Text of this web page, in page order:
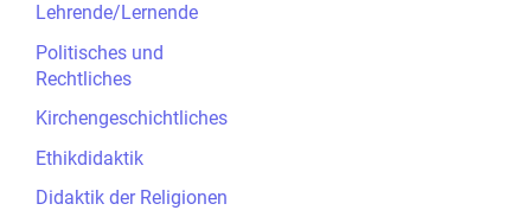
Lehrende/Lernende
Politisches und
Rechtliches
Kirchengeschichtliches
Ethikdidaktik
Didaktik der Religionen